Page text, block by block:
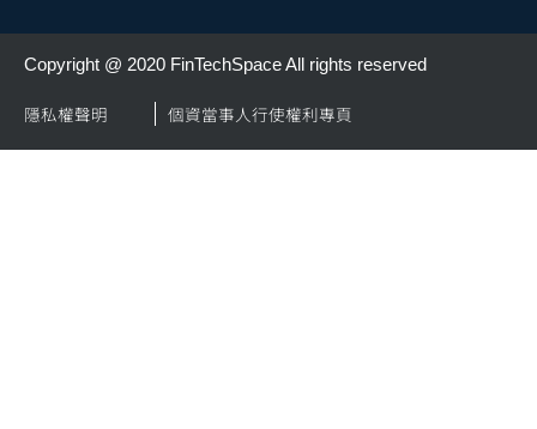
Copyright @ 2020 FinTechSpace All rights reserved
隱私權聲明 個資當事人行使權利專頁